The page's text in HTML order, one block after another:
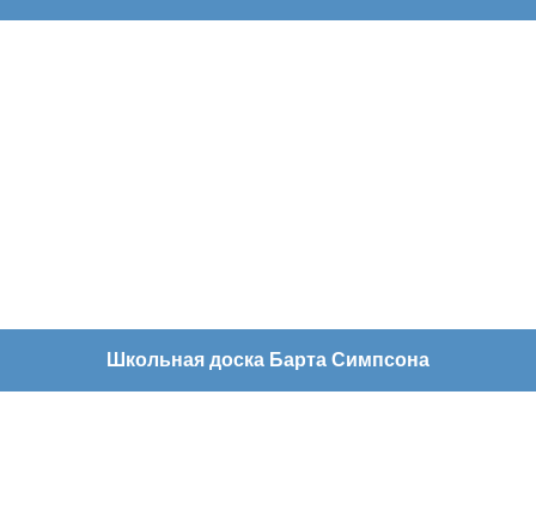
Школьная доска Барта Симпсона